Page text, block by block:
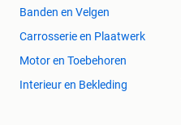
Banden en Velgen
Carrosserie en Plaatwerk
Motor en Toebehoren
Interieur en Bekleding